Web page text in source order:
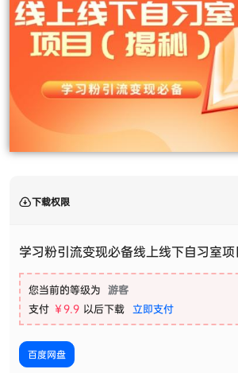
下载权限
学习粉引流变现必备线上线下自习室项
您当前的等级为 游客
支付 ￥9.9 以后下载 立即支付
百度网盘